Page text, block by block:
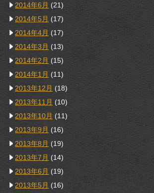
2014年6月 (21)
2014年5月 (17)
2014年4月 (17)
2014年3月 (13)
2014年2月 (15)
2014年1月 (11)
2013年12月 (18)
2013年11月 (10)
2013年10月 (11)
2013年9月 (16)
2013年8月 (19)
2013年7月 (14)
2013年6月 (19)
2013年5月 (16)